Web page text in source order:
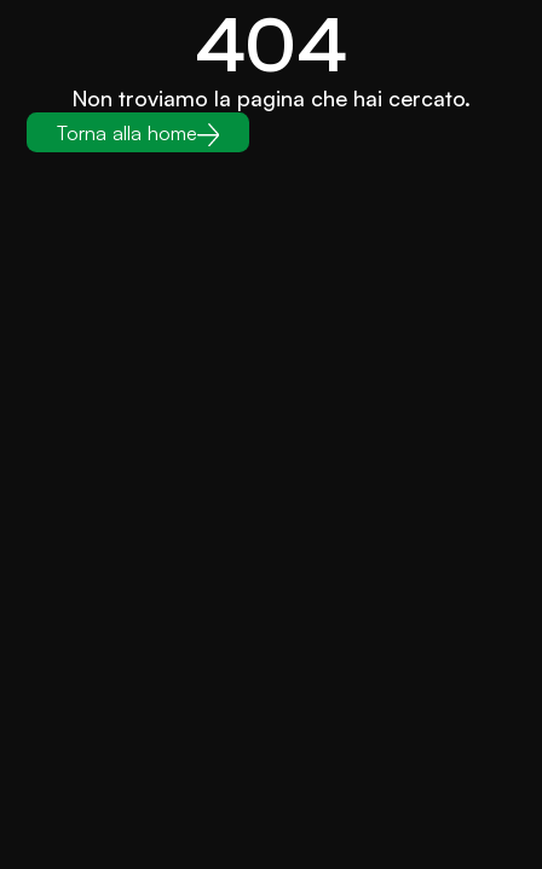
404
Non troviamo la pagina che hai cercato.
Torna alla home